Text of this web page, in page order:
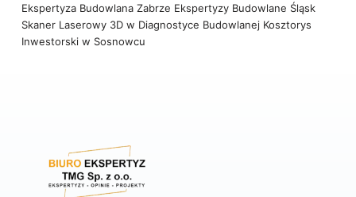
Ekspertyza Budowlana Zabrze Ekspertyzy Budowlane Śląsk
Skaner Laserowy 3D w Diagnostyce Budowlanej Kosztorys
Inwestorski w Sosnowcu